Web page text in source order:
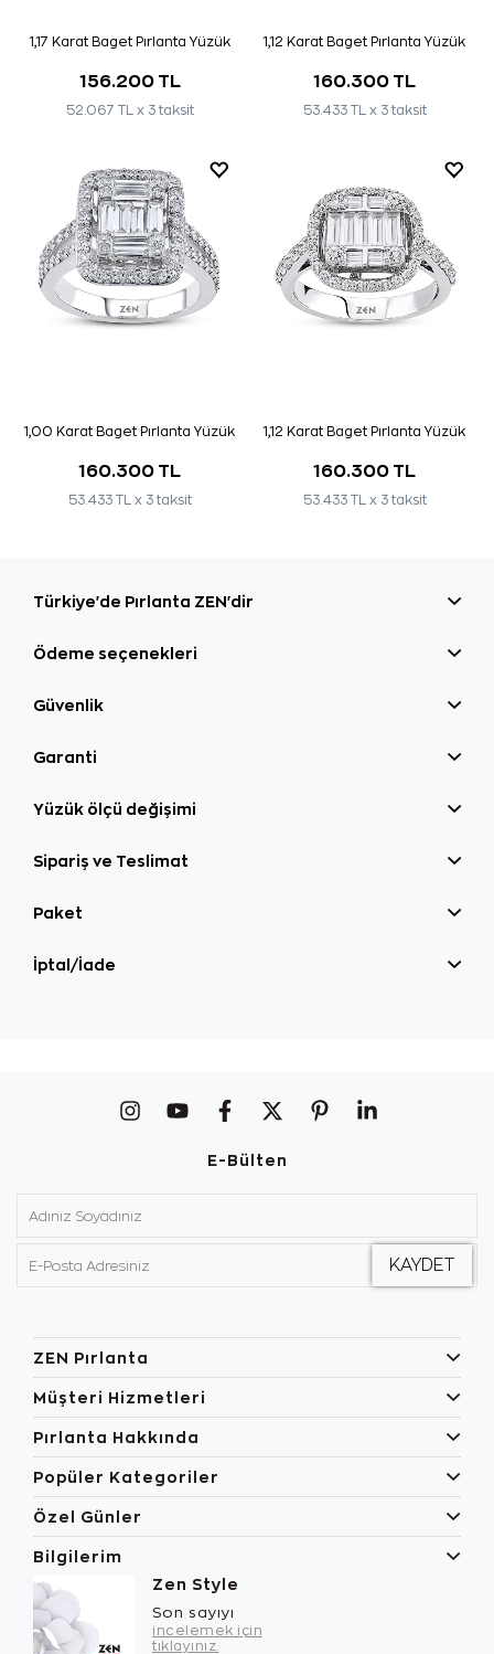
1,17 Karat Baget Pırlanta Yüzük
156.200 TL
52.067 TL x 3 taksit
1,12 Karat Baget Pırlanta Yüzük
160.300 TL
53.433 TL x 3 taksit
1,00 Karat Baget Pırlanta Yüzük
160.300 TL
53.433 TL x 3 taksit
1,12 Karat Baget Pırlanta Yüzük
160.300 TL
53.433 TL x 3 taksit
Türkiye'de Pırlanta ZEN'dir
Ödeme seçenekleri
Güvenlik
Garanti
Yüzük ölçü değişimi
Sipariş ve Teslimat
Paket
İptal/İade
E-Bülten
ZEN Pırlanta
Müşteri Hizmetleri
Pırlanta Hakkında
Popüler Kategoriler
Özel Günler
Bilgilerim
Zen Style
Son sayıyı
incelemek için
tıklayınız.